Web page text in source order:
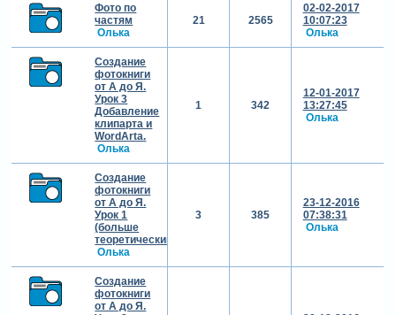
Фото по
частям
Олька
21 2565
02-02-2017
10:07:23
Олька
Создание
фотокниги
от А до Я.
Урок 3
Добавление
клипарта и
WordArtа.
Олька
1 342
12-01-2017
13:27:45
Олька
Создание
фотокниги
от А до Я.
Урок 1
(больше
теоретический)
Олька
3 385
23-12-2016
07:38:31
Олька
Создание
фотокниги
от А до Я.